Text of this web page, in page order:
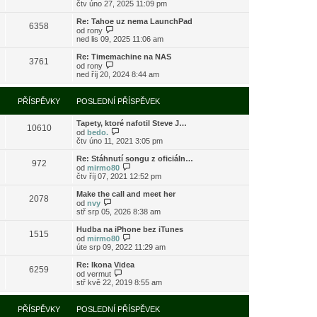
ě
e
ř
s
ě
e
o
l
d
í
ř
í
s
p
ě
v
e
k
o
r
z
i
p
o
s
l
e
d
í
ř
í
p
ě
v
k
čtv úno 27, 2025 11:09 pm
6358
Re: Tahoe uz nema LaunchPad
od rony
o
r
z
i
t
p
o
s
l
e
d
í
p
ř
í
p
ě
v
k
ned lis 09, 2025 11:06 am
3761
Re: Timemachine na NAS
od rony
o
r
a
z
i
t
p
o
l
e
d
í
ř
í
s
p
ě
v
k
ned říj 20, 2024 8:44 am
PŘÍSPĚVKY POSLEDNÍ PŘÍSPĚVEK
10610
Tapety, ktoré nafotil Steve J…
od bedo.
o
r
a
z
i
t
p
o
s
e
d
n
p
ř
í
s
ě
čtv úno 11, 2021 3:05 pm
972
Re: Stáhnutí songu z oficiáln…
od mirmo80
o
r
z
p
o
s
e
n
í
ř
čtv říj 07, 2021 12:52 pm
2078
Make the call and meet her
od nvy
o
r
a
z
t
p
o
s
l
e
d
stř srp 05, 2026 8:38 am
1515
Hudba na iPhone bez iTunes
od mirmo80
o
r
z
t
p
o
úte srp 09, 2022 11:29 am
6259
Re: Ikona Videa
od vermut
o
r
a
z
stř kvě 22, 2019 8:55 am
PŘÍSPĚVKY POSLEDNÍ PŘÍSPĚVEK